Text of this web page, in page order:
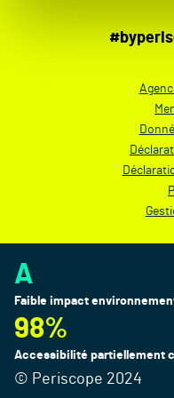
A
Faible impact
98%
Accessibilité partiellement
© Periscope 2024